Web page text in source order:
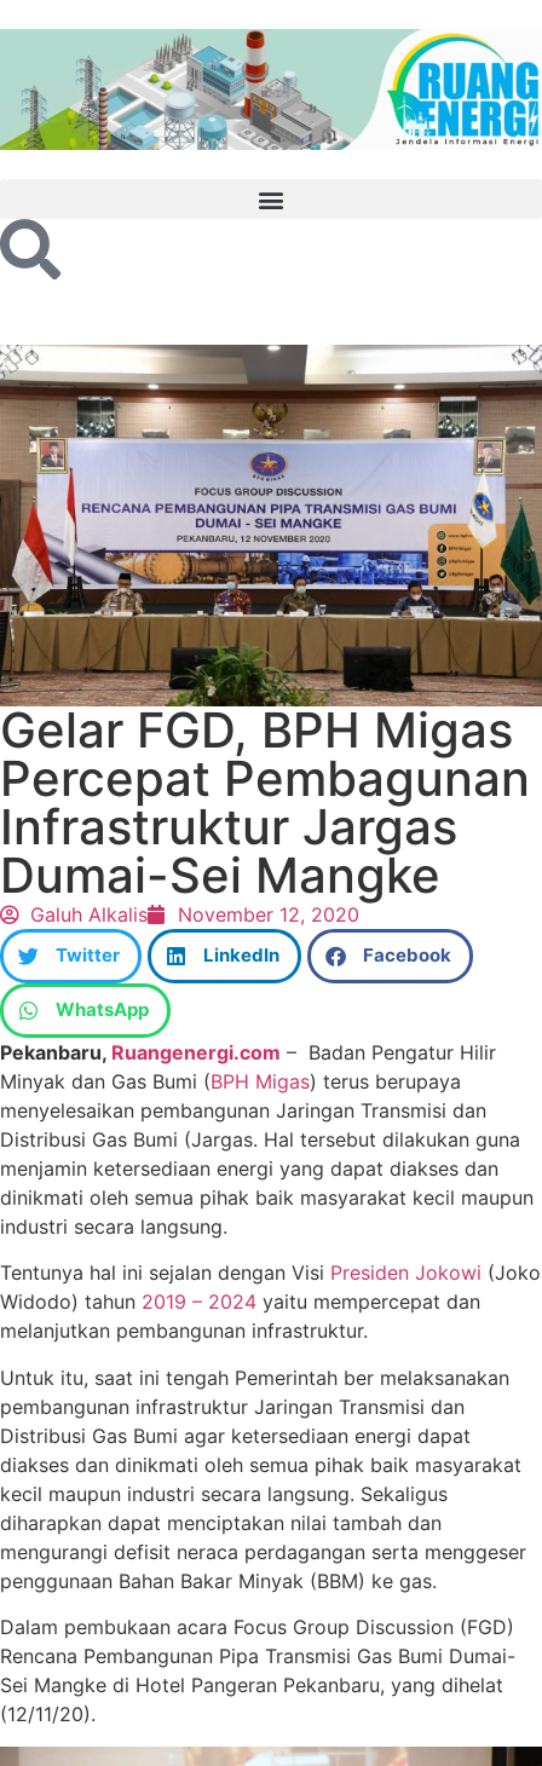
Gelar FGD, BPH Migas
Percepat Pembagunan
Infrastruktur Jargas
Dumai-Sei Mangke
Galuh Alkalis November 12, 2020
Twitter LinkedIn Facebook
WhatsApp
Pekanbaru, Ruangenergi.com – Badan Pengatur Hilir
Minyak dan Gas Bumi (BPH Migas) terus berupaya
menyelesaikan pembangunan Jaringan Transmisi dan
Distribusi Gas Bumi (Jargas. Hal tersebut dilakukan guna
menjamin ketersediaan energi yang dapat diakses dan
dinikmati oleh semua pihak baik masyarakat kecil maupun
industri secara langsung.
Tentunya hal ini sejalan dengan Visi Presiden Jokowi (Joko
Widodo) tahun 2019 – 2024 yaitu mempercepat dan
melanjutkan pembangunan infrastruktur.
Untuk itu, saat ini tengah Pemerintah ber melaksanakan
pembangunan infrastruktur Jaringan Transmisi dan
Distribusi Gas Bumi agar ketersediaan energi dapat
diakses dan dinikmati oleh semua pihak baik masyarakat
kecil maupun industri secara langsung. Sekaligus
diharapkan dapat menciptakan nilai tambah dan
mengurangi defisit neraca perdagangan serta menggeser
penggunaan Bahan Bakar Minyak (BBM) ke gas.
Dalam pembukaan acara Focus Group Discussion (FGD)
Rencana Pembangunan Pipa Transmisi Gas Bumi Dumai-
Sei Mangke di Hotel Pangeran Pekanbaru, yang dihelat
(12/11/20).